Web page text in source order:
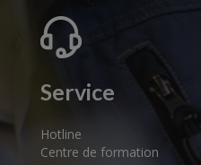
Service
Hotline
Centre de formation